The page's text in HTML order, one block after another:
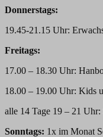
Donnerstags:
19.45-21.15 Uhr:
Freitags:
17.00 – 18.30 Uhr:
18.00 – 19.00 Uhr: Kids
alle 14 Tage 19 – 21
Sonntags: 1x im Monat